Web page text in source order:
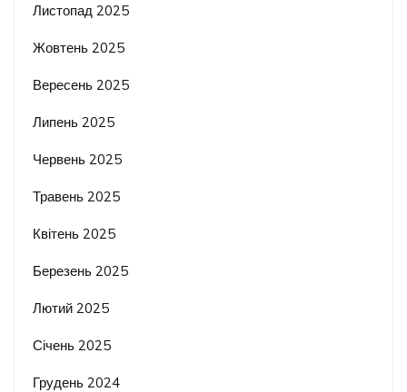
Листопад 2025
Жовтень 2025
Вересень 2025
Липень 2025
Червень 2025
Травень 2025
Квітень 2025
Березень 2025
Лютий 2025
Січень 2025
Грудень 2024